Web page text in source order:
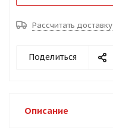
Рассчитать доставку
Поделиться
Описание